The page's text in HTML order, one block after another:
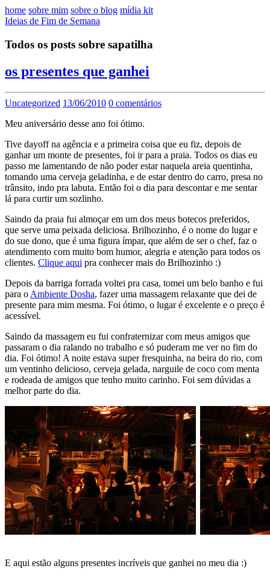
home sobre mim sobre o blog mídia kit
Ideias de Fim de Semana
Todos os posts sobre sapatilha
os presentes que ganhei
Uncategorized 13/06/2010 0 comentários
Meu aniversário desse ano foi ótimo.
Tive dayoff na agência e a primeira coisa que eu fiz, depois de
ganhar um monte de presentes, foi ir para a praia. Todos os dias eu
passo me lamentando de não poder estar naquela areia quentinha,
tomando uma cerveja geladinha, e de estar dentro do carro, presa no
trânsito, indo pra labuta. Então foi o dia para descontar e me sentar
lá para curtir um sozlinho.
Saindo da praia fui almoçar em um dos meus botecos preferidos,
que serve uma peixada deliciosa. Brilhozinho, é o nome do lugar e
do sue dono, que é uma figura ímpar, que além de ser o chef, faz o
atendimento com muito bom humor, alegria e atenção para todos os
clientes. Clique aqui pra conhecer mais do Brilhozinho :)
Depois da barriga forrada voltei pra casa, tomei um belo banho e fui
para o Ambiente Dosha, fazer uma massagem relaxante que dei de
presente para mim mesma. Foi ótimo, o lugar é excelente e o preço é
acessível.
Saindo da massagem eu fui confraternizar com meus amigos que
passaram o dia ralando no trabalho e só puderam me ver no fim do
dia. Foi ótimo! A noite estava super fresquinha, na beira do rio, com
um ventinho delicioso, cerveja gelada, narguile de coco com menta
e rodeada de amigos que tenho muito carinho. Foi sem dúvidas a
melhor parte do dia.
E aqui estão alguns presentes incríveis que ganhei no meu dia :)